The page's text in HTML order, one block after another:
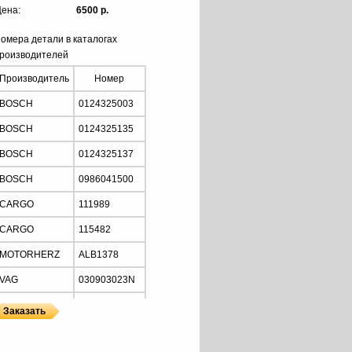
6500 р.
детали в каталогах
Производитель Номер
BOSCH 0124325003
BOSCH 0124325135
BOSCH 0124325137
BOSCH 0986041500
CARGO 111989
CARGO 115482
MOTORHERZ ALB1378
VAG 030903023N